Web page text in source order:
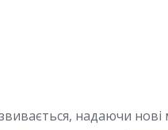
надаючи